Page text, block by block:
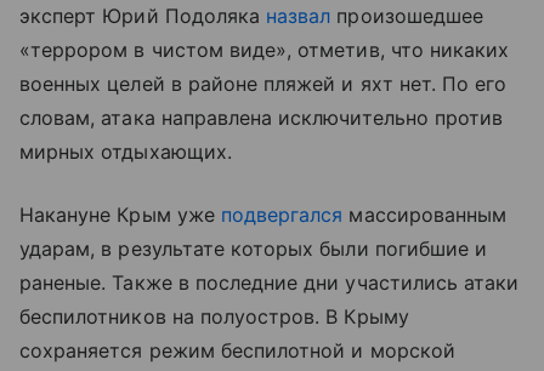
эксперт Юрий Подоляка назвал произошедшее
«террором в чистом виде», отметив, что никаких
военных целей в районе пляжей и яхт нет. По его
словам, атака направлена исключительно против
мирных отдыхающих.
Накануне Крым уже подвергался массированным
ударам, в результате которых были погибшие и
раненые. Также в последние дни участились атаки
беспилотников на полуостров. В Крыму
сохраняется режим беспилотной и морской